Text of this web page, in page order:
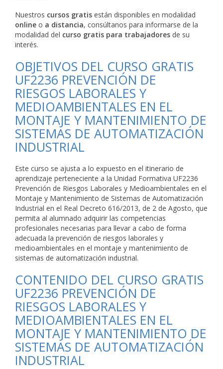
Nuestros cursos gratis están disponibles en modalidad
online o a distancia, consúltanos para informarse de la
modalidad del curso gratis para trabajadores de su
interés.
OBJETIVOS DEL CURSO GRATIS
UF2236 PREVENCIÓN DE
RIESGOS LABORALES Y
MEDIOAMBIENTALES EN EL
MONTAJE Y MANTENIMIENTO DE
SISTEMAS DE AUTOMATIZACIÓN
INDUSTRIAL
Este curso se ajusta a lo expuesto en el itinerario de
aprendizaje perteneciente a la Unidad Formativa UF2236
Prevención de Riesgos Laborales y Medioambientales en el
Montaje y Mantenimiento de Sistemas de Automatización
Industrial en el Real Decreto 616/2013, de 2 de Agosto, que
permita al alumnado adquirir las competencias
profesionales necesarias para llevar a cabo de forma
adecuada la prevención de riesgos laborales y
medioambientales en el montaje y mantenimiento de
sistemas de automatización industrial.
CONTENIDO DEL CURSO GRATIS
UF2236 PREVENCIÓN DE
RIESGOS LABORALES Y
MEDIOAMBIENTALES EN EL
MONTAJE Y MANTENIMIENTO DE
SISTEMAS DE AUTOMATIZACIÓN
INDUSTRIAL